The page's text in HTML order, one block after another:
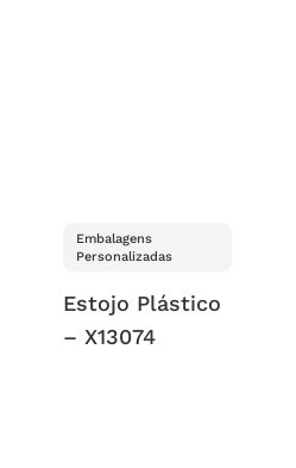
Embalagens
Personalizadas
Estojo Plástico
– X13074